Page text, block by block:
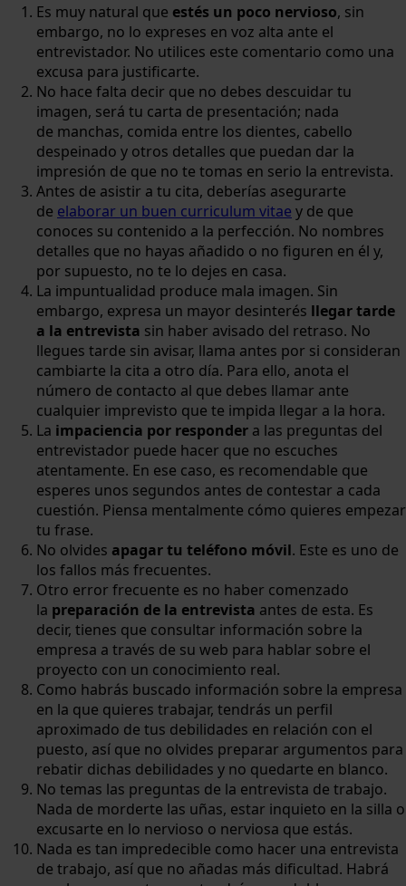
Es muy natural que estés un poco nervioso, sin
embargo, no lo expreses en voz alta ante el
entrevistador. No utilices este comentario como una
excusa para justificarte.
No hace falta decir que no debes descuidar tu
imagen, será tu carta de presentación; nada
de manchas, comida entre los dientes, cabello
despeinado y otros detalles que puedan dar la
impresión de que no te tomas en serio la entrevista.
Antes de asistir a tu cita, deberías asegurarte
de elaborar un buen curriculum vitae y de que
conoces su contenido a la perfección. No nombres
detalles que no hayas añadido o no figuren en él y,
por supuesto, no te lo dejes en casa.
La impuntualidad produce mala imagen. Sin
embargo, expresa un mayor desinterés llegar tarde
a la entrevista sin haber avisado del retraso. No
llegues tarde sin avisar, llama antes por si consideran
cambiarte la cita a otro día. Para ello, anota el
número de contacto al que debes llamar ante
cualquier imprevisto que te impida llegar a la hora.
La impaciencia por responder a las preguntas del
entrevistador puede hacer que no escuches
atentamente. En ese caso, es recomendable que
esperes unos segundos antes de contestar a cada
cuestión. Piensa mentalmente cómo quieres empezar
tu frase.
No olvides apagar tu teléfono móvil. Este es uno de
los fallos más frecuentes.
Otro error frecuente es no haber comenzado
la preparación de la entrevista antes de esta. Es
decir, tienes que consultar información sobre la
empresa a través de su web para hablar sobre el
proyecto con un conocimiento real.
Como habrás buscado información sobre la empresa
en la que quieres trabajar, tendrás un perfil
aproximado de tus debilidades en relación con el
puesto, así que no olvides preparar argumentos para
rebatir dichas debilidades y no quedarte en blanco.
No temas las preguntas de la entrevista de trabajo.
Nada de morderte las uñas, estar inquieto en la silla o
excusarte en lo nervioso o nerviosa que estás.
Nada es tan impredecible como hacer una entrevista
de trabajo, así que no añadas más dificultad. Habrá